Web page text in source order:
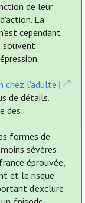
de leur
La
cependant
souvent
chez l'adulte
de détails.
des
formes de
sévères
éprouvée,
et le risque
d’exclure